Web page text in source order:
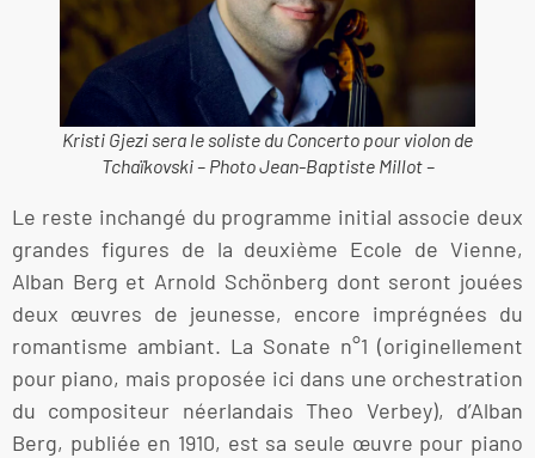
Kristi Gjezi sera le soliste du Concerto pour violon de
Tchaïkovski – Photo Jean-Baptiste Millot –
Le reste inchangé du programme initial associe deux
grandes figures de la deuxième Ecole de Vienne,
Alban Berg et Arnold Schönberg dont seront jouées
deux œuvres de jeunesse, encore imprégnées du
romantisme ambiant. La Sonate n°1 (originellement
pour piano, mais proposée ici dans une orchestration
du compositeur néerlandais Theo Verbey), d’Alban
Berg, publiée en 1910, est sa seule œuvre pour piano